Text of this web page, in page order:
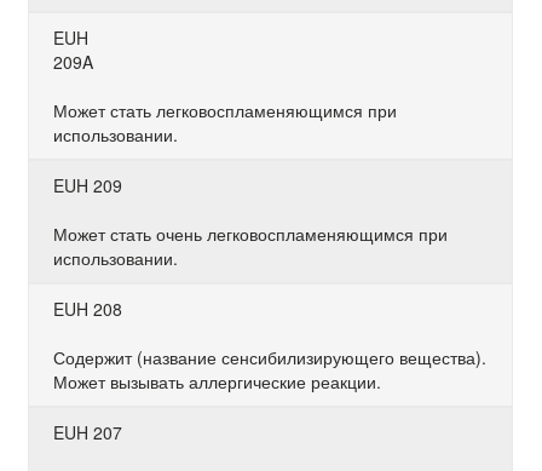
EUH
209A
Может стать легковоспламеняющимся при
использовании.
EUH 209
Может стать очень легковоспламеняющимся при
использовании.
EUH 208
Содержит (название сенсибилизирующего вещества).
Может вызывать аллергические реакции.
EUH 207